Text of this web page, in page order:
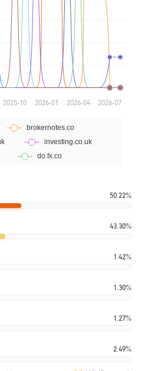
50.22%
43.30%
1.42%
1.30%
1.27%
2.49%